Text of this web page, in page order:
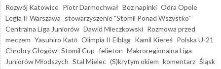
Rozwój Katowice Piotr Darmochwał Bez napinki Odra Opole
Legia II Warszawa stowarzyszenie "Stomil Ponad Wszystko"
Centralna Liga Juniorów Dawid Mieczkowski Rozmowa przed
meczem Yasuhiro Katō Olimpia II Elbląg Kamil Kiereś Polska U-21
Chrobry Głogów Stomil Cup felieton Makroregionalna Liga
Juniorów Młodszych Stal Mielec (S)krytym okiem komentarz Śląsk